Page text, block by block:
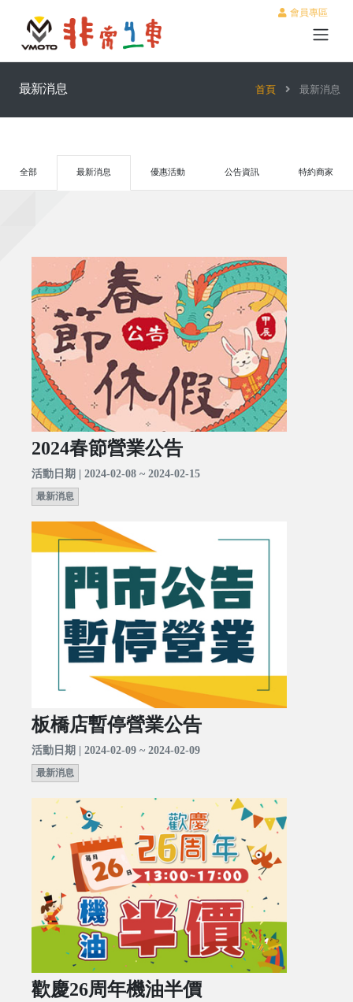
會員專區
最新消息 首頁 最新消息
全部 最新消息 優惠活動 公告資訊 特約商家
2024春節營業公告
活動日期 | 2024-02-08 ~ 2024-02-15
最新消息
板橋店暫停營業公告
活動日期 | 2024-02-09 ~ 2024-02-09
最新消息
歡慶26周年機油半價